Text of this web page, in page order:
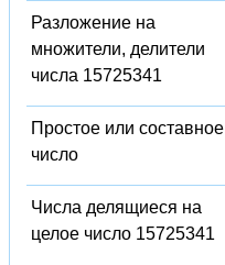
Разложение на
множители, делители
числа 15725341
Простое или составное
число
Числа делящиеся на
целое число 15725341